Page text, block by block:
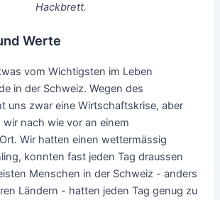
Hackbrett.
Werte
vom Wichtigsten im Leben
in der Schweiz. Wegen des
uns zwar eine Wirtschaftskrise, aber
nach wie vor an einem
Wir hatten einen wettermässig
konnten fast jeden Tag draussen
Menschen in der Schweiz - anders
Ländern - hatten jeden Tag genug zu